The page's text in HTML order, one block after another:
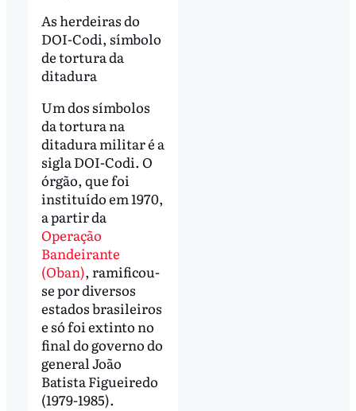
As herdeiras do
DOI-Codi, símbolo
de tortura da
ditadura
Um dos símbolos
da tortura na
ditadura militar é a
sigla DOI-Codi. O
órgão, que foi
instituído em 1970,
a partir da
Operação
Bandeirante
(Oban), ramificou-
se por diversos
estados brasileiros
e só foi extinto no
final do governo do
general João
Batista Figueiredo
(1979-1985).